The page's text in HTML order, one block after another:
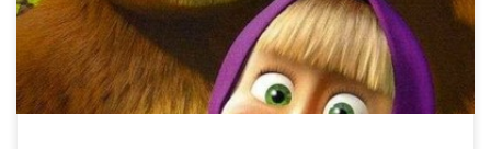
повідомлення в Інтернеті, що «…останнім часом популярні
серед дітей мультфільми «Губка Боб», «Лунтік», […]